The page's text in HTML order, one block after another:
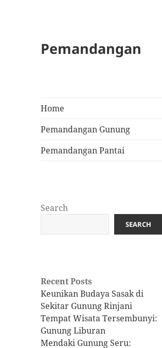
Pemandangan
Home
Pemandangan Gunung
Pemandangan Pantai
Search
SEARCH
Recent Posts
Keunikan Budaya Sasak di
Sekitar Gunung Rinjani
Tempat Wisata Tersembunyi:
Gunung Liburan
Mendaki Gunung Seru: